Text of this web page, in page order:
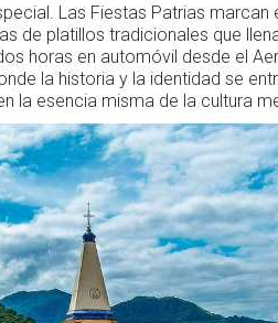
Las Fiestas Patrias
de platillos tradicionales que
horas en automóvil desde el
la historia y la identidad se
la esencia misma de la cultura